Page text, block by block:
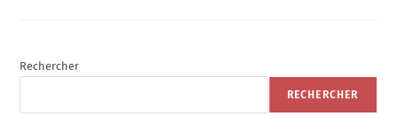
Rechercher
RECHERCHER